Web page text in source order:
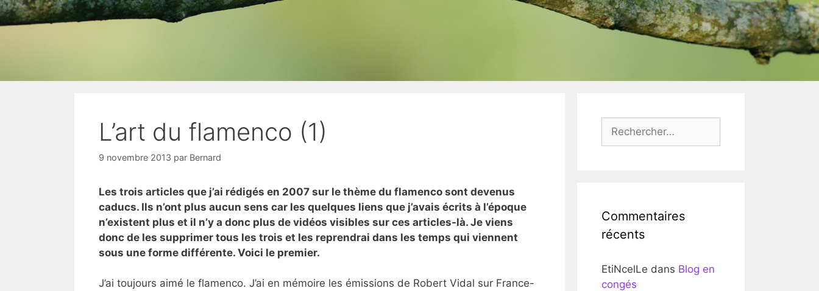
L’art du flamenco (1)
9 novembre 2013 par Bernard
Les trois articles que j’ai rédigés en 2007 sur le thème du flamenco sont devenus
caducs. Ils n’ont plus aucun sens car les quelques liens que j’avais écrits à l’époque
n’existent plus et il n’y a donc plus de vidéos visibles sur ces articles-là. Je viens
donc de les supprimer tous les trois et les reprendrai dans les temps qui viennent
sous une forme différente. Voici le premier.
J’ai toujours aimé le flamenco. J’ai en mémoire les émissions de Robert Vidal sur France-
Commentaires
récents
EtiNcelLe dans Blog en
congés